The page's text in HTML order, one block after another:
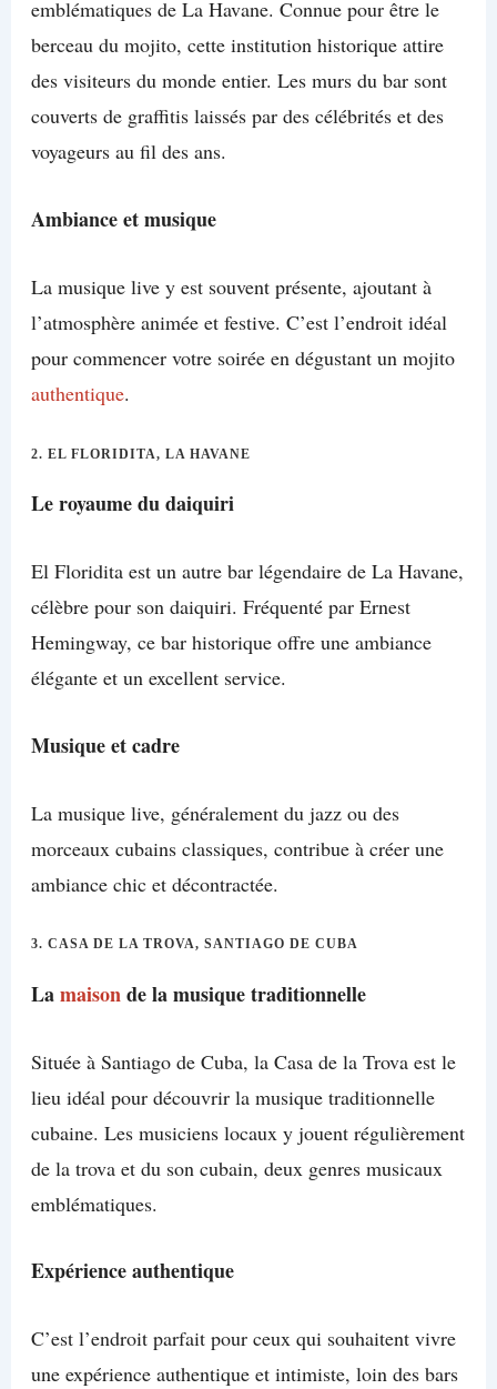
emblématiques de La Havane. Connue pour être le
berceau du mojito, cette institution historique attire
des visiteurs du monde entier. Les murs du bar sont
couverts de graffitis laissés par des célébrités et des
voyageurs au fil des ans.
Ambiance et musique
La musique live y est souvent présente, ajoutant à
l’atmosphère animée et festive. C’est l’endroit idéal
pour commencer votre soirée en dégustant un mojito
authentique.
2. EL FLORIDITA, LA HAVANE
Le royaume du daiquiri
El Floridita est un autre bar légendaire de La Havane,
célèbre pour son daiquiri. Fréquenté par Ernest
Hemingway, ce bar historique offre une ambiance
élégante et un excellent service.
Musique et cadre
La musique live, généralement du jazz ou des
morceaux cubains classiques, contribue à créer une
ambiance chic et décontractée.
3. CASA DE LA TROVA, SANTIAGO DE CUBA
Lamaisonde la musique traditionnelle
Située à Santiago de Cuba, la Casa de la Trova est le
lieu idéal pour découvrir la musique traditionnelle
cubaine. Les musiciens locaux y jouent régulièrement
de la trova et du son cubain, deux genres musicaux
emblématiques.
Expérience authentique
C’est l’endroit parfait pour ceux qui souhaitent vivre
une expérience authentique et intimiste, loin des bars